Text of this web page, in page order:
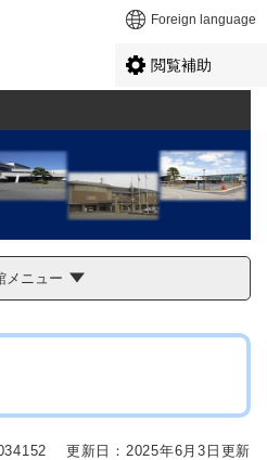
飛ばして本文へ Foreign language
閲覧補助
メニュー
更新日：2025年6月3日更新